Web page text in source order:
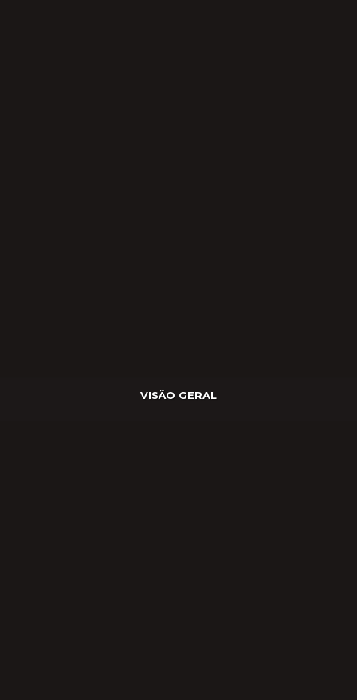
VISÃO GERAL